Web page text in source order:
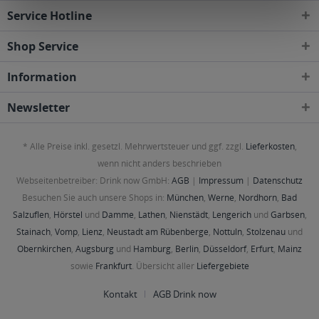
Service Hotline
Shop Service
Information
Newsletter
* Alle Preise inkl. gesetzl. Mehrwertsteuer und ggf. zzgl. Lieferkosten,
wenn nicht anders beschrieben
Webseitenbetreiber: Drink now GmbH: AGB | Impressum | Datenschutz
Besuchen Sie auch unsere Shops in: München, Werne, Nordhorn, Bad
Salzuflen, Hörstel und Damme, Lathen, Nienstädt, Lengerichund Garbsen,
Stainach, Vomp, Lienz, Neustadt am Rübenberge, Nottuln, Stolzenau und
Obernkirchen, Augsburg und Hamburg, Berlin, Düsseldorf, Erfurt, Mainz
sowie Frankfurt. Übersicht aller Liefergebiete
Kontakt AGB Drink now